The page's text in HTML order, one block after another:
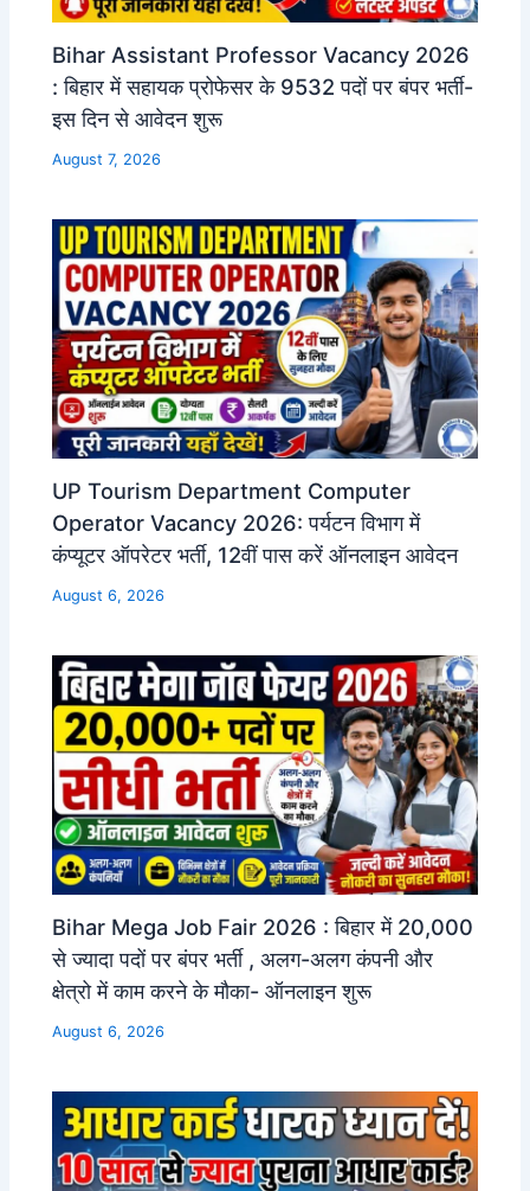
Bihar Assistant Professor Vacancy 2026
: बिहार में सहायक प्रोफेसर के 9532 पदों पर बंपर भर्ती-
इस दिन से आवेदन शुरू
August 7, 2026
UP Tourism Department Computer
Operator Vacancy 2026: पर्यटन विभाग में
कंप्यूटर ऑपरेटर भर्ती, 12वीं पास करें ऑनलाइन आवेदन
August 6, 2026
Bihar Mega Job Fair 2026 : बिहार में 20,000
से ज्यादा पदों पर बंपर भर्ती , अलग-अलग कंपनी और
क्षेत्रो में काम करने के मौका- ऑनलाइन शुरू
August 6, 2026